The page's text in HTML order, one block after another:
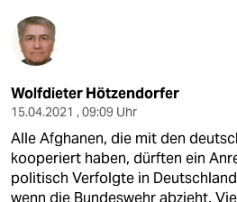
Wolfdieter Hötzendorfer
15.04.2021 , 09:09 Uhr
Alle Afghanen, die mit den
kooperiert haben, dürften ein
politisch Verfolgte in
wenn die Bundeswehr abzieht.